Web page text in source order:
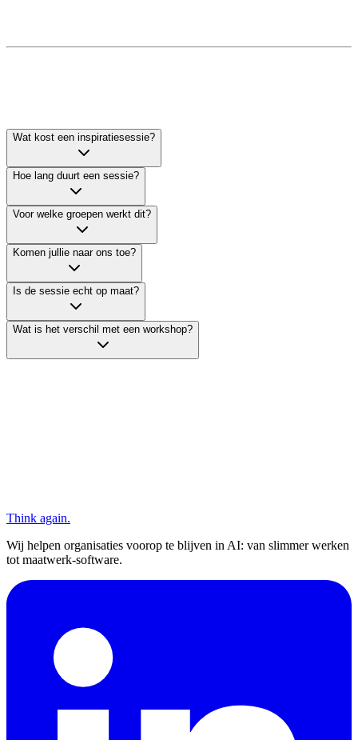
Wat kost een inspiratiesessie?
Hoe lang duurt een sessie?
Voor welke groepen werkt dit?
Komen jullie naar ons toe?
Is de sessie echt op maat?
Wat is het verschil met een workshop?
Think again.
Wij helpen organisaties voorop te blijven in AI: van slimmer werken
tot maatwerk-software.